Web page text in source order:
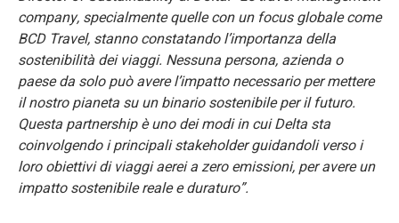
company, specialmente quelle con un focus globale come
BCD Travel, stanno constatando l’importanza della
sostenibilità dei viaggi. Nessuna persona, azienda o
paese da solo può avere l’impatto necessario per mettere
il nostro pianeta su un binario sostenibile per il futuro.
Questa partnership è uno dei modi in cui Delta sta
coinvolgendo i principali stakeholder guidandoli verso i
loro obiettivi di viaggi aerei a zero emissioni, per avere un
impatto sostenibile reale e duraturo”.